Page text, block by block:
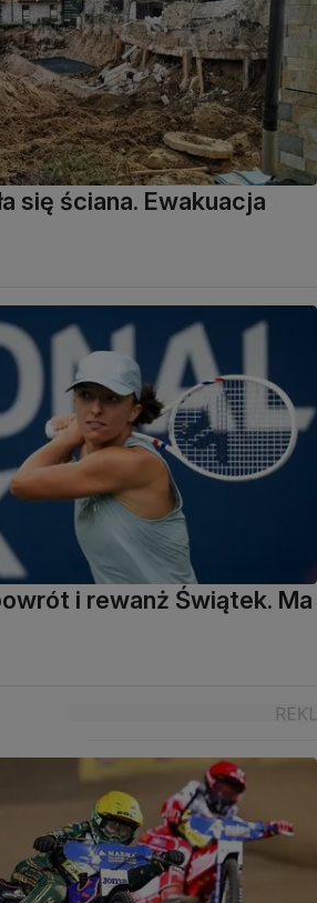
się ściana. Ewakuacja
i rewanż Świątek. Ma